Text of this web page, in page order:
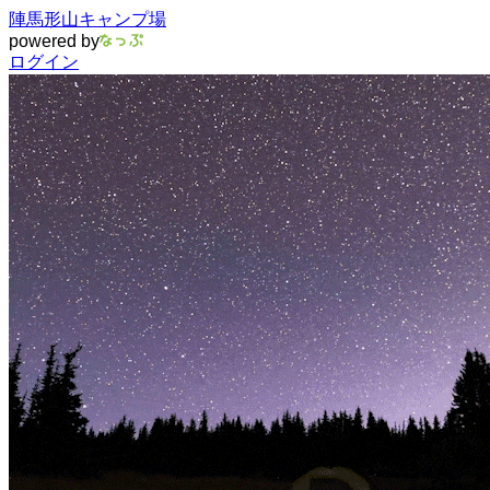
陣馬形山キャンプ場
powered by
ログイン